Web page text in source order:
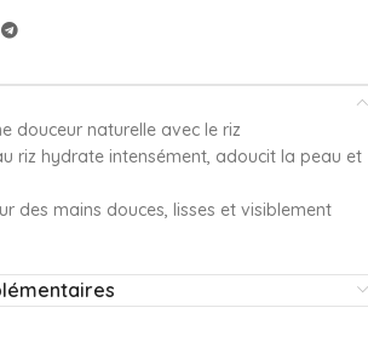
douceur naturelle avec le riz
riz hydrate intensément, adoucit la peau et
des mains douces, lisses et visiblement